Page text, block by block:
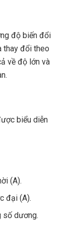
độ biến đổi
thay đổi theo
về độ lớn và
biểu diễn
(A).
đại (A).
số dương.